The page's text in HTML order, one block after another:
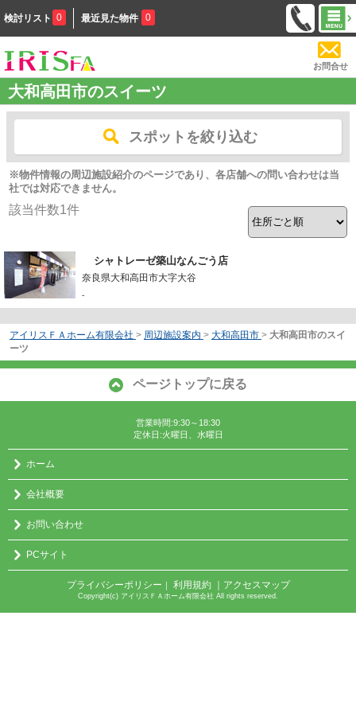
検討リスト 0 最近見た物件 0
お問合せ
大和高田市のスイーツ
スポットを絞り込む
※物件情報の周辺施設紹介のページであり、各店舗への問い合わせは当
社では対応できません。
該当件数1件
シャトレーゼ築山なんごう店
奈良県大和高田市大字大谷
-
アイリスＦＡホーム有限会社 > 周辺施設案内 > 大和高田市 > 大和高田市のスイ
ーツ
ページトップに戻る
営業時間:9:30～18:30
定休日:火曜日、水曜日
ホーム
会社概要
お問い合わせ
PCサイト
プライバシーポリシー ｜ 利用規約 ｜アクセスマップ
Copyright(c) アイリスＦＡホーム有限会社 All rights reserved.